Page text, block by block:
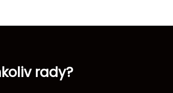
rady?